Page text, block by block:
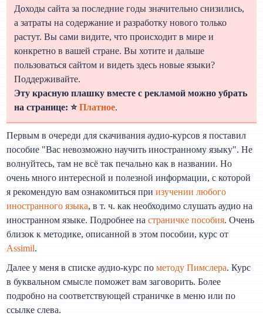
Доходы сайта за последние годы значительно снизились,
а затраты на содержание и разработку нового только
растут. Вы сами видите, что происходит в мире и
конкретно в вашей стране. Вы хотите и дальше
пользоваться сайтом и видеть здесь новые языки?
Поддерживайте.
Эту красную плашку вместе с рекламой можно убрать
на странице: ⭐Платное.
Первым в очереди для скачивания аудио-курсов я поставил
пособие "Вас невозможно научить иностранному языку". Не
волнуйтесь, там не всё так печально как в названии. Но
очень много интересной и полезной информации, с которой
я рекомендую вам ознакомиться приизучении любого
иностранного языка, в т. ч. как необходимо слушать аудио на
иностранном языке. Подробнее настраничке пособия. Очень
близок к методике, описанной в этом пособии, курс от
Assimil.
Далее у меня в списке аудио-курс пометоду Пимслера. Курс
в буквальном смысле поможет вам заговорить. Более
подробно на соответствующей страничке в меню или по
ссылке слева.